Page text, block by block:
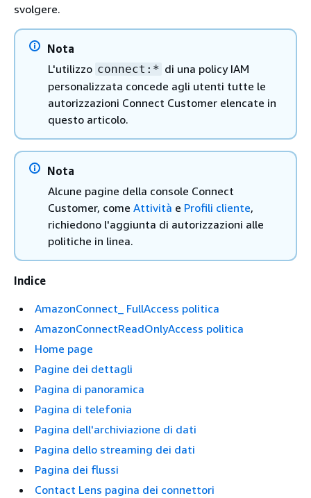
svolgere.
Nota
L'utilizzo connect:* di una policy IAM
personalizzata concede agli utenti tutte le
autorizzazioni Connect Customer elencate in
questo articolo.
Nota
Alcune pagine della console Connect
Customer, come Attività e Profili cliente,
richiedono l'aggiunta di autorizzazioni alle
politiche in linea.
Indice
AmazonConnect_ FullAccess politica
AmazonConnectReadOnlyAccess politica
Home page
Pagine dei dettagli
Pagina di panoramica
Pagina di telefonia
Pagina dell'archiviazione di dati
Pagina dello streaming dei dati
Pagina dei flussi
Contact Lens pagina dei connettori